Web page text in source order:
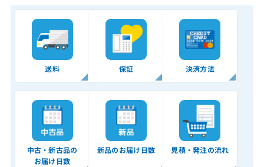
送料 保証 決済方法
中古・新古品の
お届け日数
新品のお届け日数 見積・発注の流れ